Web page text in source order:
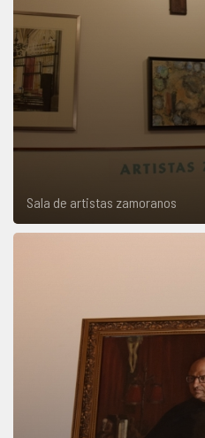
Sala de artistas zamoranos